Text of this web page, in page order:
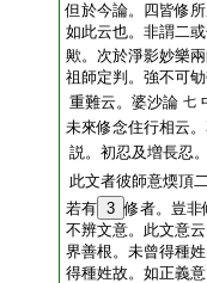
但於今論。四皆修
如此云也。非謂二
歟。次於淨影妙樂
祖師定判。強不可
重難云。婆沙論 七
未來修念住行相云
説。初忍及増長忍
此文者彼師意煗頂
若有 3 修者。豈非
不辨文意。此文意
界善根。未曾得種
得種姓故。如正義